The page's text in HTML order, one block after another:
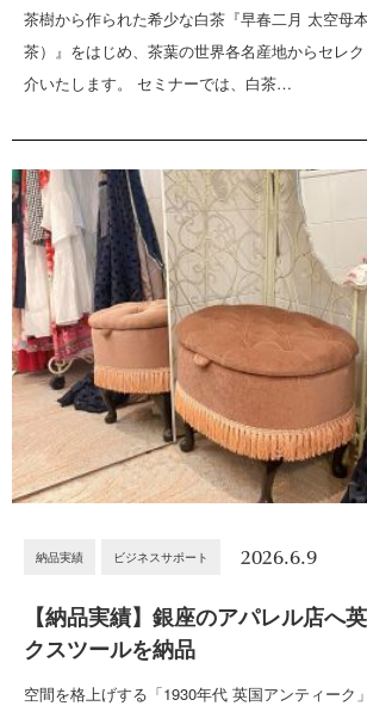
茶樹から作られた希少な白茶『早春二月 太空母
茶）』をはじめ、茶葉の世界各名産地からセレ
介いたします。 セミナーでは、白茶…
納品実績 ビジネスサポート 2026.6.9
【納品実績】銀座のアパレル店へ
クスツールを納品
空間を格上げする「1930年代 英国アンティーク